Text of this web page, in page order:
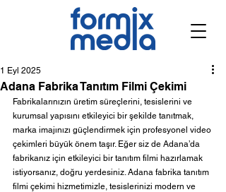
Adana Fabrika Tanıtım Filmi Çekimi
1 Eyl 2025
Fabrikalarınızın üretim süreçlerini, tesislerini ve
kurumsal yapısını etkileyici bir şekilde tanıtmak,
marka imajınızı güçlendirmek için profesyonel video
çekimleri büyük önem taşır. Eğer siz de Adana’da
fabrikanız için etkileyici bir tanıtım filmi hazırlamak
istiyorsanız, doğru yerdesiniz. Adana fabrika tanıtım
filmi çekimi hizmetimizle, tesislerinizi modern ve